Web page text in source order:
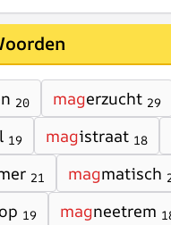
20 magerzucht 29
19 magistraat 18
21 magmatisch
19 magneetrem